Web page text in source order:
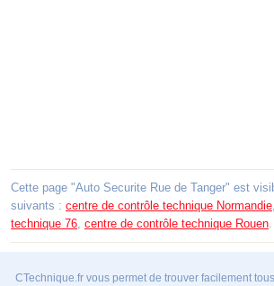
Cette page "Auto Securite Rue de Tanger" est
suivants : centre de contrôle technique Normandie,
technique 76, centre de contrôle technique Rouen.
CTechnique.fr vous permet de trouver facilement